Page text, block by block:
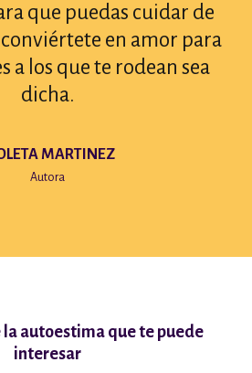
que puedas cuidar de
en amor para
a los que te rodean sea
dicha.
MARTINEZ
Autora
autoestima que te puede
interesar